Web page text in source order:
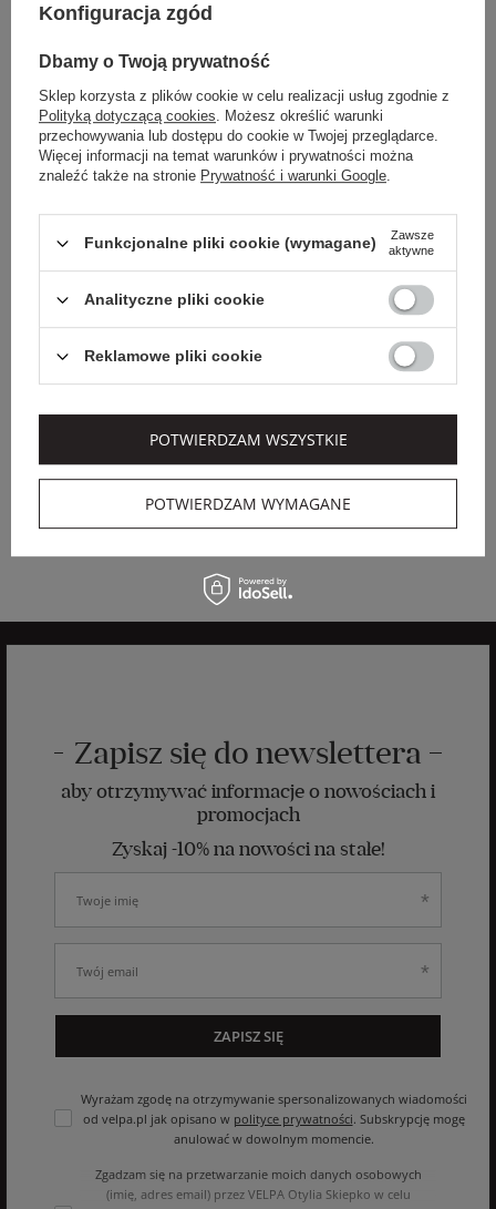
Dodatkowo -20% na kod
OUTLET
VERSACE JEANS COUTURE
T-SHIRT DAMSKI
COUTURE
569,40 PLN -40%
EXTRA SUMMER SALE
VERSACE JEANS COUTURE
T-SHIRT DAMSKI ZE
VERSACE JEANS
COUTURE
461,30 PLN -30%
Zapisz się do newslettera
aby otrzymywać informacje o nowościach i
promocjach
Zyskaj -10% na nowości na stałe!
Wyrażam zgodę na otrzymywanie spersonalizowanych wiadomości
od velpa.pl jak opisano w polityce prywatności. Subskrypcję mogę
anulować w dowolnym momencie.
Zgadzam się na przetwarzanie moich danych osobowych
(imię, adres email) przez VELPA Otylia Skiepko w celu
ZAPISZ SIĘ
Konfiguracja zgód
Dbamy o Twoją prywatność
Sklep korzysta z plików cookie w celu realizacji usług zgodnie z
Polityką dotyczącą cookies. Możesz określić warunki
przechowywania lub dostępu do cookie w Twojej przeglądarce.
Więcej informacji na temat warunków i prywatności można
znaleźć także na stronie Prywatność i warunki Google.
Funkcjonalne pliki cookie (wymagane)
Zawsze
aktywne
Analityczne pliki cookie
Reklamowe pliki cookie
POTWIERDZAM WYMAGANE
POTWIERDZAM WSZYSTKIE